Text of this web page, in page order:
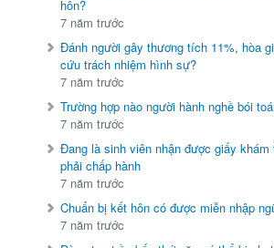
hôn?
7 năm trước
Đánh người gây thương tích 11%, hòa
cứu trách nhiệm hình sự?
7 năm trước
Trường hợp nào người hành nghề bói
7 năm trước
Đang là sinh viên nhận được giấy
phải chấp hành
7 năm trước
Chuẩn bị kết hôn có được miễn nhập
7 năm trước